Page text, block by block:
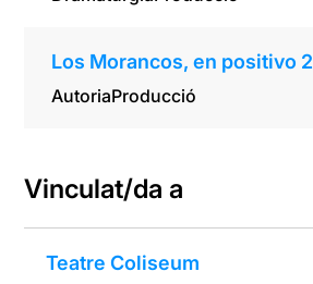
Los Morancos, en positivo 2
AutoriaProducció
Vinculat/da a
Teatre Coliseum